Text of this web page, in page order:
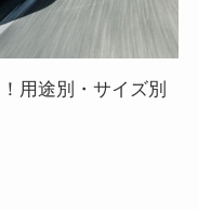
用途別・サイズ別